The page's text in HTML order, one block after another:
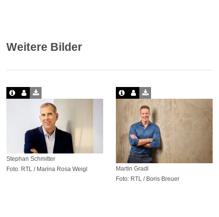
Weitere Bilder
Stephan Schmitter
Foto: RTL / Marina Rosa Weigl
Martin Gradl
Foto: RTL / Boris Breuer